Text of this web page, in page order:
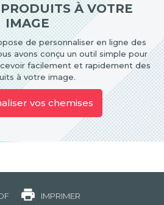
À VOTRE
IMAGE
de personnaliser en ligne des
avons conçu un outil simple pour
facilement et rapidement des
à votre image.
vos chemises
IMPRIMER